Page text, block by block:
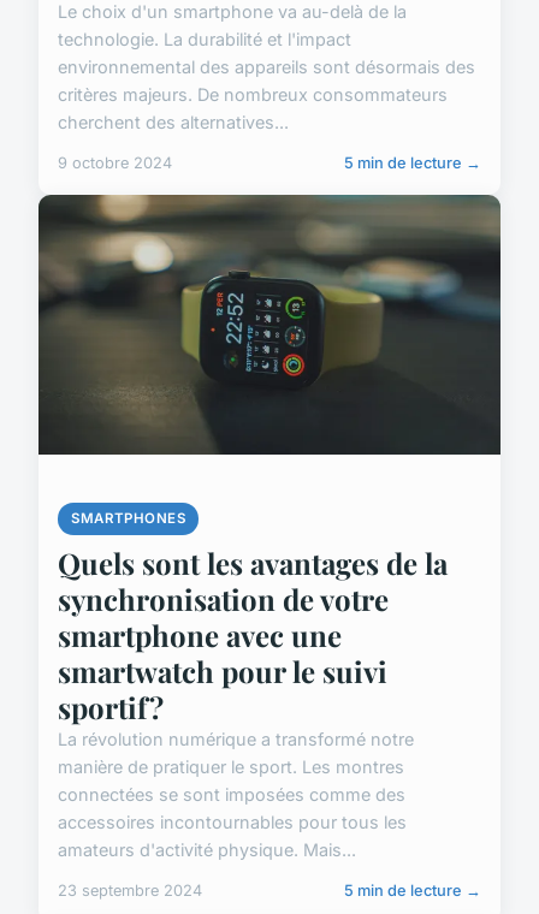
Le choix d'un smartphone va au-delà de la
technologie. La durabilité et l'impact
environnemental des appareils sont désormais des
critères majeurs. De nombreux consommateurs
cherchent des alternatives...
9 octobre 2024 5 min de lecture →
SMARTPHONES
Quels sont les avantages de la
synchronisation de votre
smartphone avec une
smartwatch pour le suivi
sportif?
La révolution numérique a transformé notre
manière de pratiquer le sport. Les montres
connectées se sont imposées comme des
accessoires incontournables pour tous les
amateurs d'activité physique. Mais...
23 septembre 2024 5 min de lecture →